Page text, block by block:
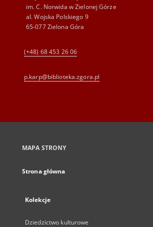
im. C. Norwida w Zielonej Górze
al. Wojska Polskiego 9
65-077 Zielona Góra
(+48) 68 453 26 06
p.karp@biblioteka.zgora.pl
MAPA STRONY
Strona główna
Kolekcje
Dziedzictwo kulturowe